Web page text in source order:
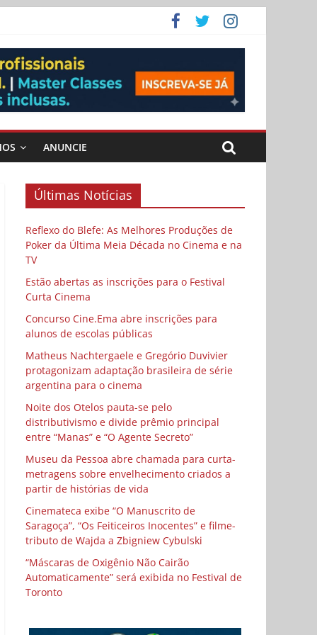
ANUNCIE
Últimas Notícias
Reflexo do Blefe: As Melhores Produções de
Poker da Última Meia Década no Cinema e na
TV
Estão abertas as inscrições para o Festival
Curta Cinema
Concurso Cine.Ema abre inscrições para
alunos de escolas públicas
Matheus Nachtergaele e Gregório Duvivier
protagonizam adaptação brasileira de série
argentina para o cinema
Noite dos Otelos pauta-se pelo
distributivismo e divide prêmio principal
entre “Manas” e “O Agente Secreto”
Museu da Pessoa abre chamada para curta-
metragens sobre envelhecimento criados a
partir de histórias de vida
Cinemateca exibe “O Manuscrito de
Saragoça”, “Os Feiticeiros Inocentes” e filme-
tributo de Wajda a Zbigniew Cybulski
“Máscaras de Oxigênio Não Cairão
Automaticamente” será exibida no Festival de
Toronto